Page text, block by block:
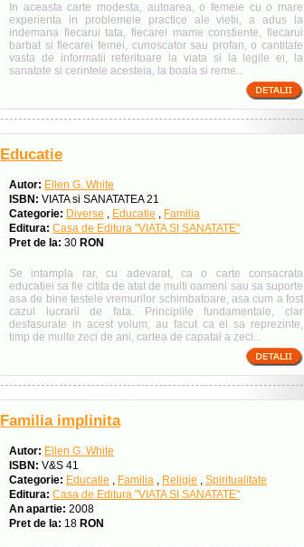
In aceasta carte modesta, autoarea, o femeie cu o mare
experienta in problemele practice ale vietii, a adus la
indemana fiecarui tata, fiecarei mame constiente, fiecarui
barbat si fiecarei femei, cunoscator sau profan, o cantitate
vasta de informatii referitoare la viata si la legile ei, la
sanatate si cerintele acesteia, la boala si reme...
Educatie
Autor: Ellen G. White
ISBN: VIATA si SANATATEA 21
Categorie: Diverse , Educatie , Familia
Editura: Casa de Editura "VIATA SI SANATATE"
Pret de la: 30 RON
Se intampla rar, cu adevarat, ca o carte consacrata
educatiei sa fie citita de atat de multi oameni sau sa suporte
asa de bine testele vremurilor schimbatoare, asa cum a fost
cazul lucrarii de fata. Principiile fundamentale, clar
desfasurate in acest volum, au facut ca el sa reprezinte,
timp de multe zeci de ani, cartea de capatai a zeci...
Familia implinita
Autor: Ellen G. White
ISBN: V&S 41
Categorie: Educatie , Familia , Religie , Spiritualitate
Editura: Casa de Editura "VIATA SI SANATATE"
An apartie: 2008
Pret de la: 18 RON